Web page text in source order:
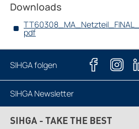
Downloads
pdf
SIHGA folgen
SIHGA Newsletter
SIHGA - TAKE THE BEST